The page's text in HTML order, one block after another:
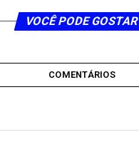
VOCÊ PODE GOSTAR
COMENTÁRIOS